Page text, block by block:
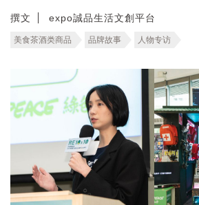
撰文 expo誠品生活文創平台
美食茶酒类商品 品牌故事 人物专访